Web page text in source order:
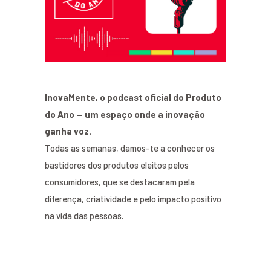
InovaMente, o podcast oficial do Produto
do Ano — um espaço onde a inovação
ganha voz.
Todas as semanas, damos-te a conhecer os
bastidores dos produtos eleitos pelos
consumidores, que se destacaram pela
diferença, criatividade e pelo impacto positivo
na vida das pessoas.